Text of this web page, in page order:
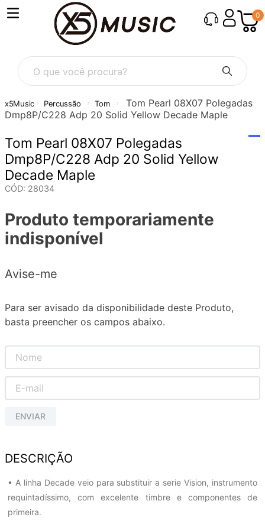
0
O que você procura?
Percussão Tom
Tom Pearl 08X07 Polegadas
Dmp8P/C228 Adp 20 Solid Yellow Decade Maple
Tom Pearl 08X07 Polegadas
Dmp8P/C228 Adp 20 Solid Yellow
Decade Maple
CÓD: 28034
Produto temporariamente
indisponível
Avise-me
Para ser avisado da disponibilidade deste Produto,
basta preencher os campos abaixo.
ENVIAR
DESCRIÇÃO
• A linha Decade veio para substituir a serie Vision, instrumento
requintadíssimo, com excelente timbre e componentes de
primeira.